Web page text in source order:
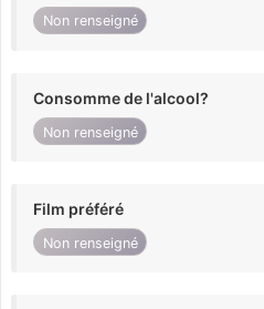
Non renseigné
Consomme de l'alcool?
Non renseigné
Film préféré
Non renseigné